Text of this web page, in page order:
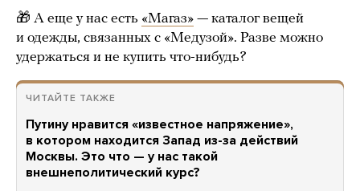
🎁 А еще у нас есть «Магаз» — каталог вещей
и одежды, связанных с «Медузой». Разве можно
удержаться и не купить что-нибудь?
ЧИТАЙТЕ ТАКЖЕ
Путину нравится «известное напряжение»,
в котором находится Запад из-за действий
Москвы. Это что — у нас такой
внешнеполитический курс?